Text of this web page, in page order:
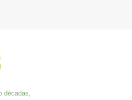
décadas,